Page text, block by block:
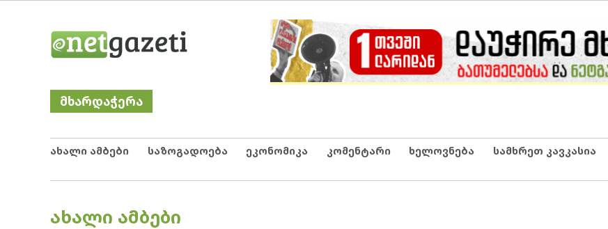
Netgazeti
მხარდაჭერა
ახალი ამბები საზოგადოება ეკონომიკა კომენტარი ხელოვნება სამხრეთ კავკასია
POSTED
ᲐᲮᲐᲚᲘ ᲐᲛᲑᲔᲑᲘ